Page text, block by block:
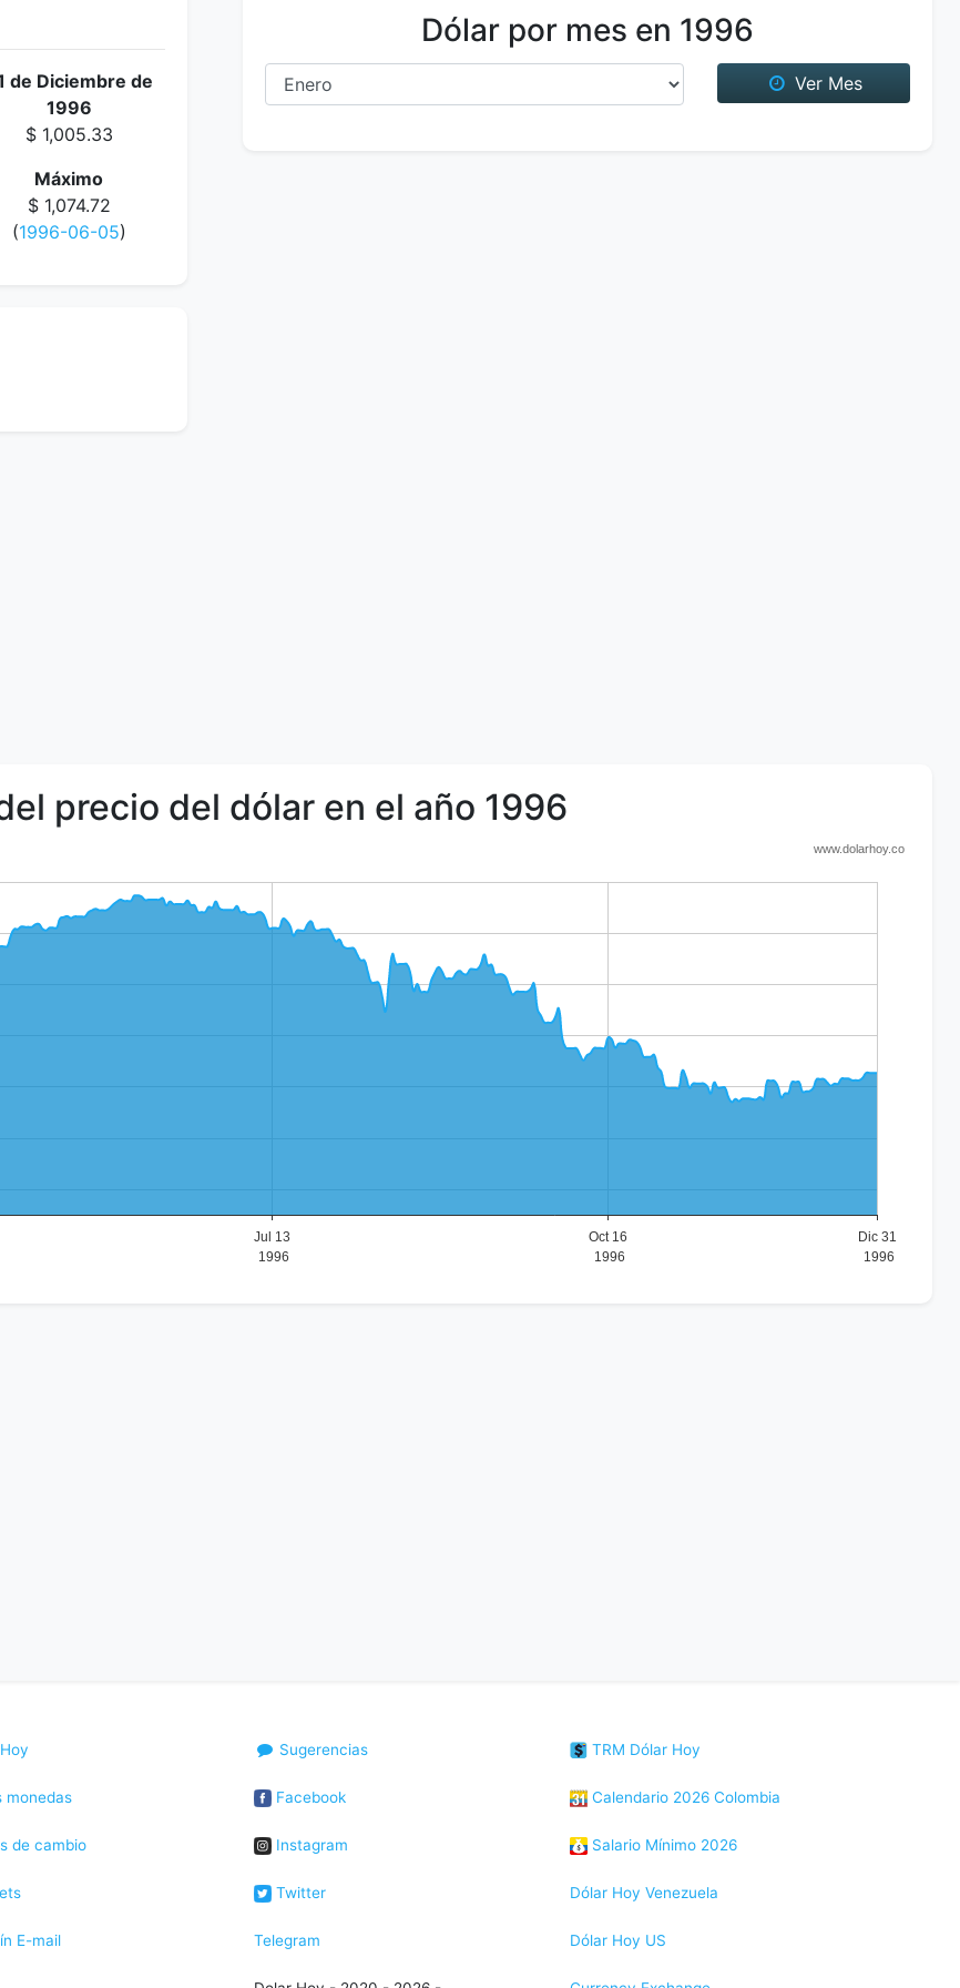
de Diciembre de
1996
$ 1,005.33
Máximo
$ 1,074.72
(1996-06-05)
Dólar por mes en 1996
Ver Mes
precio del dólar en el año 1996
monedas
de cambio
E-mail
Sugerencias
Facebook
Instagram
Twitter
Telegram
TRM Dólar Hoy
Calendario 2026 Colombia
Salario Mínimo 2026
Dólar Hoy Venezuela
Dólar Hoy US